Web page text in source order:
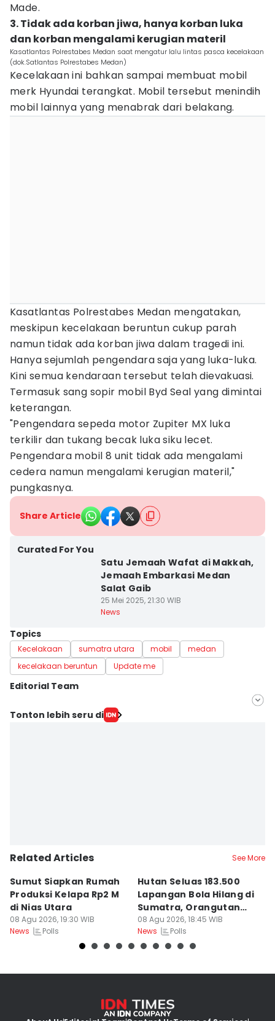
Made.
3. Tidak ada korban jiwa, hanya korban luka
dan korban mengalami kerugian materil
Kasatlantas Polrestabes Medan saat mengatur lalu lintas pasca kecelakaan
(dok.Satlantas Polrestabes Medan)
Kecelakaan ini bahkan sampai membuat mobil
merk Hyundai terangkat. Mobil tersebut menindih
mobil lainnya yang menabrak dari belakang.
Kasatlantas Polrestabes Medan mengatakan,
meskipun kecelakaan beruntun cukup parah
namun tidak ada korban jiwa dalam tragedi ini.
Hanya sejumlah pengendara saja yang luka-luka.
Kini semua kendaraan tersebut telah dievakuasi.
Termasuk sang sopir mobil Byd Seal yang dimintai
keterangan.
"Pengendara sepeda motor Zupiter MX luka
terkilir dan tukang becak luka siku lecet.
Pengendara mobil 8 unit tidak ada mengalami
cedera namun mengalami kerugian materil,"
pungkasnya.
Share Article
Curated For You
Satu Jemaah Wafat di Makkah,
Jemaah Embarkasi Medan
Salat Gaib
25 Mei 2025, 21:30 WIB
News
Topics
Kecelakaan sumatra utara mobil
medan
kecelakaan beruntun
Update me
Editorial Team
Editor
Tonton lebih seru di
Related Articles See More
Sumut Siapkan Rumah
Produksi Kelapa Rp2 M
di Nias Utara
08 Agu 2026, 19:30 WIB
News
Polls
Hutan Seluas 183.500
Lapangan Bola Hilang di
Sumatra, Orangutan
Tertekan
08 Agu 2026, 18:45 WIB
News
Polls